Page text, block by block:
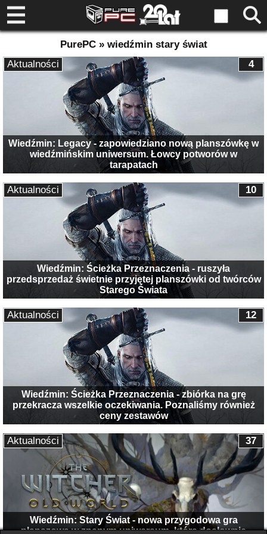
PurePC » wiedźmin stary świat
Wiedźmin: Legacy - zapowiedziano nową planszówkę w
wiedźmińskim uniwersum. Łowcy potworów w
tarapatach
4
Aktualności
Wiedźmin: Ścieżka Przeznaczenia - ruszyła
przedsprzedaż świetnie przyjętej planszówki od twórców
Starego Świata
10
Aktualności
Wiedźmin: Ścieżka Przeznaczenia - zbiórka na grę
przekracza wszelkie oczekiwania. Poznaliśmy również
ceny zestawów
12
Aktualności
Wiedźmin: Stary Świat - nowa przygodowa gra
planszowa w znanym uniwersum, która dosłownie
37
Aktualności